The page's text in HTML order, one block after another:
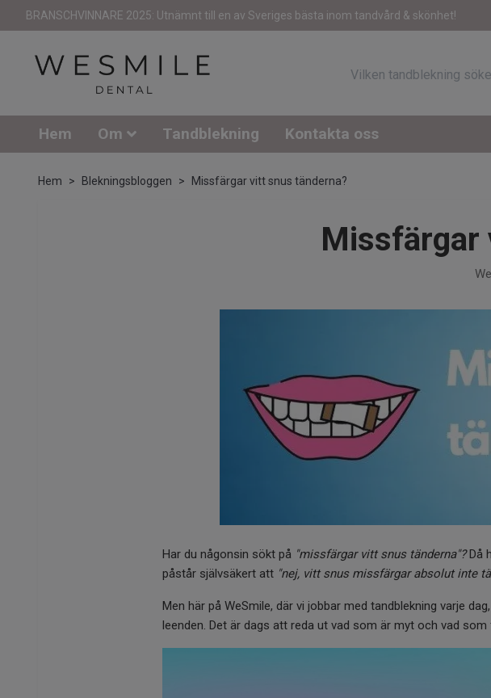
BRANSCHVINNARE 2025: Utnämnt till en av Sveriges bästa inom tandvård & skönhet!
Hem Om Tandblekning Kontakta oss
Hem Blekningsbloggen Missfärgar vitt snus tänderna?
Missfärgar
Har du någonsin sökt på "missfärgar vitt snus tänderna"?Då
påstår självsäkert att "nej, vitt snus missfärgar absolut inte
Men här på WeSmile, där vi jobbar med tandblekning varje
leenden. Det är dags att reda ut vad som är myt och vad